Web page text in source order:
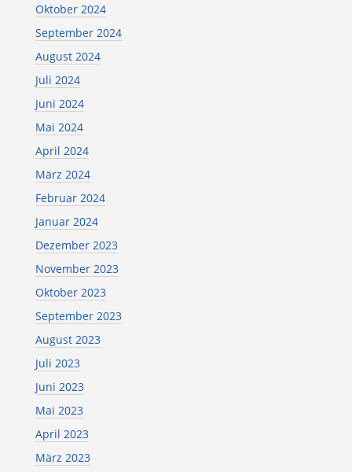
Oktober 2024
September 2024
August 2024
Juli 2024
Juni 2024
Mai 2024
April 2024
März 2024
Februar 2024
Januar 2024
Dezember 2023
November 2023
Oktober 2023
September 2023
August 2023
Juli 2023
Juni 2023
Mai 2023
April 2023
März 2023